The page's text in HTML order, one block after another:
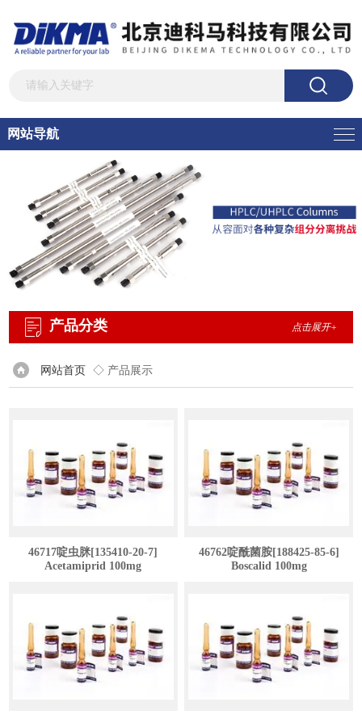
网站导航
产品分类 点击展开+
网站首页 ◇ 产品展示
46717啶虫脒[135410-20-7]
Acetamiprid 100mg
46762啶酰菌胺[188425-85-6]
Boscalid 100mg